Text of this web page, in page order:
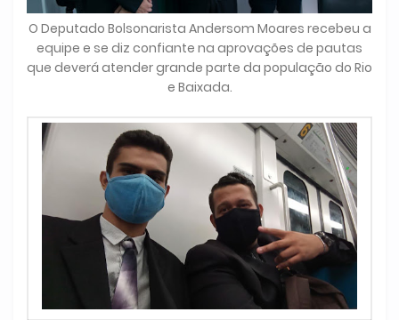
O Deputado Bolsonarista Andersom Moares recebeu a
equipe e se diz confiante na aprovações de pautas
que deverá atender grande parte da população do Rio
e Baixada.